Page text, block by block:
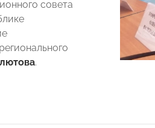
совета
.